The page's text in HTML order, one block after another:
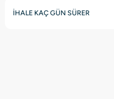
İHALE KAÇ GÜN SÜRER